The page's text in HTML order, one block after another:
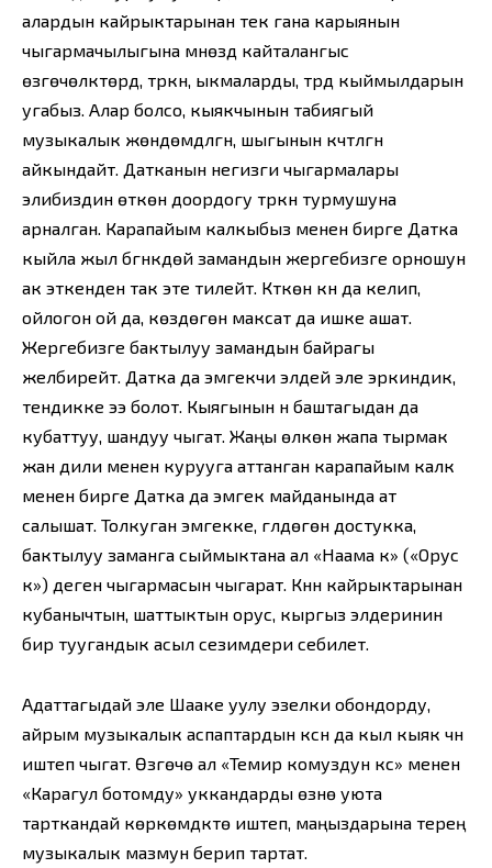
алардын кайрыктарынан тек гана карыянын
чыгармачылыгына мүнөздүү кайталангыс
өзгөчөлүктөрдү, түркүн, ыкмаларды, түрдүү кыймылдарын
угабыз. Алар болсо, кыякчынын табиягый
музыкалык жөндөмдүүлүгүн, шыгынын күчтүүлүгүн
айкындайт. Датканын негизги чыгармалары
элибиздин өткөн доордогу түркүн турмушуна
арналган. Карапайым калкыбыз менен бирге Датка
кыйла жыл бүгүнкүдөй замандын жергебизге орношун
ак эткен­ден так эте тилейт. Күткөн күн да келип,
ойлогон ой да, көздөгөн максат да ишке ашат.
Жергебизге бактылуу замандын байрагы
желбирейт. Датка да эмгекчи элдей эле эркиндик,
тендикке ээ болот. Кыягынын үнү баштагыдан да
кубаттуу, шандуу чыгат. Жаңы өлкөнү жапа тырмак
жан дили менен курууга аттанган карапайым калк
менен бирге Датка да эмгек майданында ат
салышат. Толкуган эмгекке, гүлдөгөн достукка,
бактылуу заманга сыймыктана ал «Наама күү» («Орус
күү») деген чыгармасын чыгарат. Күүнүн кайрыктарынан
кубанычтын, шаттыктын орус, кыргыз элдеринин
бир туугандык асыл сезимдери себилет.
Адаттагыдай эле Шааке уулу эзелки обондорду,
айрым музыкалык аспаптардын күүсүн да кыл кыяк үчүн
иштеп чыгат. Өзгөчө ал «Темир комуздун күүсү» менен
«Карагул ботомду» уккандарды өзүнө уюта
тарткандай көркөмдүктө иштеп, маңыздарына терең
музыкалык мазмун берип тартат.